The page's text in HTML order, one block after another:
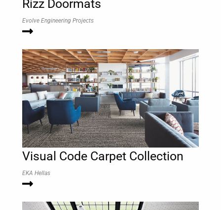
Rizz Doormats
Evolve Engineering Projects
Visual Code Carpet Collection
EKA Hellas